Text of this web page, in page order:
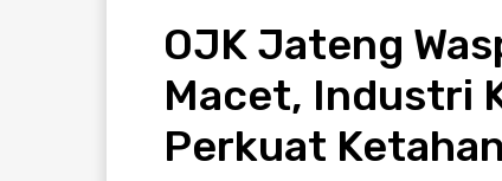
OJK Jateng
Macet, Industri
Perkuat